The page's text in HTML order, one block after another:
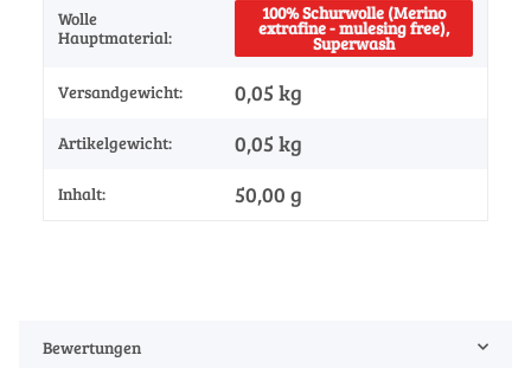
Wolle
Hauptmaterial:
100% Schurwolle (Merino
extrafine - mulesing free),
Superwash
Versandgewicht: 0,05 kg
Artikelgewicht: 0,05 kg
Inhalt: 50,00 g
Bewertungen